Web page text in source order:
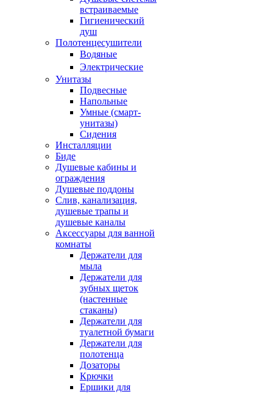
встраиваемые
Гигиенический
душ
Полотенцесушители
ㅤВодяные
ㅤЭлектрические
Унитазы
Подвесные
Напольные
Умные (смарт-
унитазы)
Сидения
Инсталляции
Биде
Душевые кабины и
ограждения
Душевые поддоны
Слив, канализация,
душевые трапы и
душевые каналы
Аксессуары для ванной
комнаты
Держатели для
мыла
Держатели для
зубных щеток
(настенные
стаканы)
Держатели для
туалетной бумаги
Держатели для
полотенца
Дозаторы
Крючки
Ершики для